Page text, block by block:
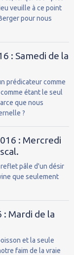
veuille à ce point
pour nous
: Samedi de la
prédicateur comme
étant le seul
que nous
?
: Mercredi
pâle d'un désir
que seulement
: Mardi de la
et la seule
faim de la vraie